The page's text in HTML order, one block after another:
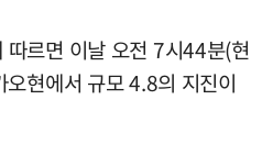
르면 이날 오전 7시44분(현
현에서 규모 4.8의 지진이